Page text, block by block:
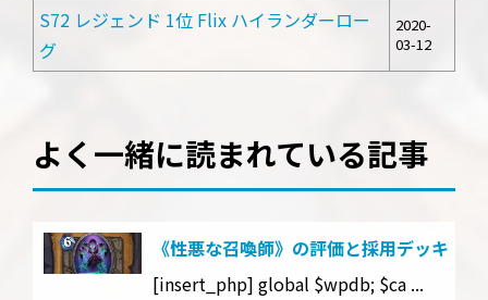
S72 レジェンド 1位 Flix ハイランダーロー
グ
2020-
03-12
よく一緒に読まれている記事
《性悪な召喚師》の評価と採用デッキ
[insert_php] global $wpdb; $ca ...